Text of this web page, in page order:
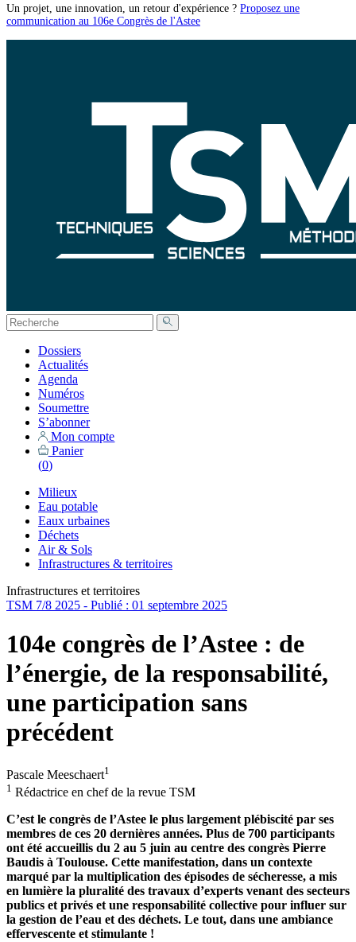
Un projet, une innovation, un retour d'expérience ? Proposez une
communication au 106e Congrès de l'Astee
Dossiers
Actualités
Agenda
Numéros
Soumettre
S’abonner
Mon compte
Panier
(0)
Milieux
Eau potable
Eaux urbaines
Déchets
Air & Sols
Infrastructures & territoires
Infrastructures et territoires
TSM 7/8 2025 - Publié : 01 septembre 2025
104e congrès de l’Astee : de
l’énergie, de la responsabilité,
une participation sans
précédent
Pascale Meeschaert1
1 Rédactrice en chef de la revue TSM
C’est le congrès de l’Astee le plus largement plébiscité par ses
membres de ces 20 dernières années. Plus de 700 participants
ont été accueillis du 2 au 5 juin au centre des congrès Pierre
Baudis à Toulouse. Cette manifestation, dans un contexte
marqué par la multiplication des épisodes de sécheresse, a mis
en lumière la pluralité des travaux d’experts venant des secteurs
publics et privés et une responsabilité collective pour influer sur
la gestion de l’eau et des déchets. Le tout, dans une ambiance
effervescente et stimulante !